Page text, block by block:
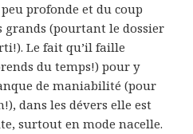
peu profonde et du coup
grands (pourtant le dossier
Le fait qu’il faille
du temps!) pour y
de maniabilité (pour
dans les dévers elle est
surtout en mode nacelle.